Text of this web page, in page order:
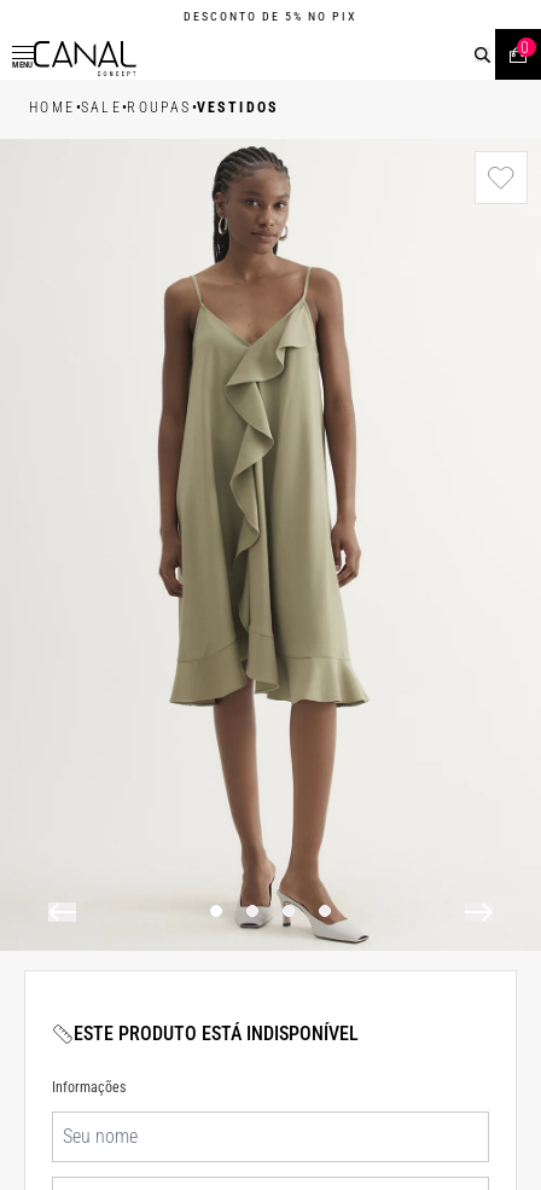
DESCONTO DE 5% NO PIX
MENU
0
HOME •SALE•ROUPAS •VESTIDOS
ESTE PRODUTO ESTÁ INDISPONÍVEL
Informações